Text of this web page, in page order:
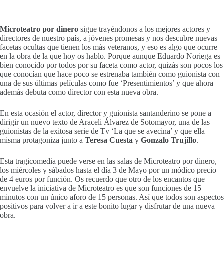
Microteatro por dinero sigue trayéndonos a los mejores actores y
directores de nuestro país, a jóvenes promesas y nos descubre nuevas
facetas ocultas que tienen los más veteranos, y eso es algo que ocurre
en la obra de la que hoy os hablo. Porque aunque Eduardo Noriega es
bien conocido por todos por su faceta como actor, quizás son pocos los
que conocían que hace poco se estrenaba también como guionista con
una de sus últimas películas como fue ‘Presentimientos’ y que ahora
además debuta como director con esta nueva obra.
En esta ocasión el actor, director y guionista santanderino se pone a
dirigir un nuevo texto de Araceli Álvarez de Sotomayor, una de las
guionistas de la exitosa serie de Tv ‘La que se avecina’ y que ella
misma protagoniza junto a Teresa Cuesta y Gonzalo Trujillo.
Esta tragicomedia puede verse en las salas de Microteatro por dinero,
los miércoles y sábados hasta el día 3 de Mayo por un módico precio
de 4 euros por función. Os recuerdo que otro de los encantos que
envuelve la iniciativa de Microteatro es que son funciones de 15
minutos con un único aforo de 15 personas. Así que todos son aspectos
positivos para volver a ir a este bonito lugar y disfrutar de una nueva
obra.